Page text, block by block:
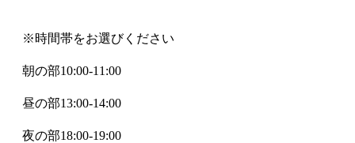
※時間帯をお選びください
朝の部10:00-11:00
昼の部13:00-14:00
夜の部18:00-19:00